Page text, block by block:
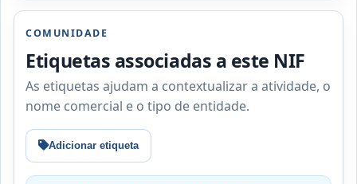
COMUNIDADE
Etiquetas associadas a este NIF
As etiquetas ajudam a contextualizar a atividade, o
nome comercial e o tipo de entidade.
Adicionar etiqueta